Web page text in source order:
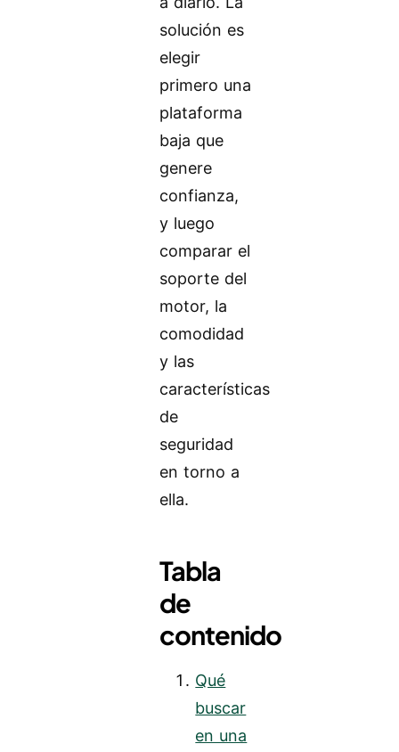
solución es
elegir
primero una
plataforma
baja que
genere
confianza,
y luego
comparar el
soporte del
motor, la
comodidad
y las
características
de
seguridad
en torno a
ella.
Tabla
de
contenido
Qué
buscar
en una